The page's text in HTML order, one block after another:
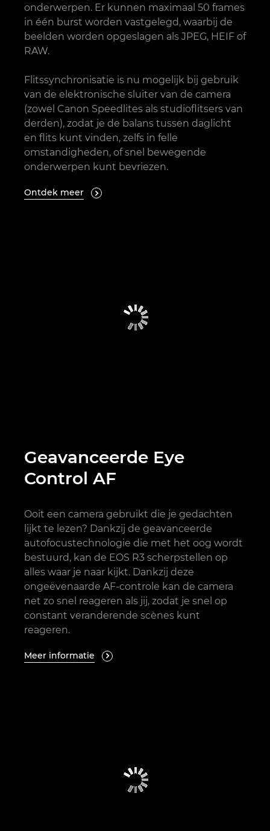
onderwerpen. Er kunnen maximaal 50 frames
in één burst worden vastgelegd, waarbij de
beelden worden opgeslagen als JPEG, HEIF of
RAW.
Flitssynchronisatie is nu mogelijk bij gebruik
van de elektronische sluiter van de camera
(zowel Canon Speedlites als studioflitsers van
derden), zodat je de balans tussen daglicht
en flits kunt vinden, zelfs in felle
omstandigheden, of snel bewegende
onderwerpen kunt bevriezen.
Ontdek meer 
Geavanceerde Eye
Control AF
Ooit een camera gebruikt die je gedachten
lijkt te lezen? Dankzij de geavanceerde
autofocustechnologie die met het oog wordt
bestuurd, kan de EOS R3 scherpstellen op
alles waar je naar kijkt. Dankzij deze
ongeëvenaarde AF-controle kan de camera
net zo snel reageren als jij, zodat je snel op
constant veranderende scènes kunt
reageren.
Meer informatie 